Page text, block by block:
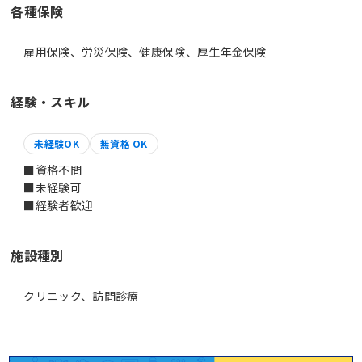
各種保険
雇用保険、労災保険、健康保険、厚生年金保険
経験・スキル
未経験OK 無資格 OK
■資格不問
■未経験可
■経験者歓迎
施設種別
クリニック、訪問診療